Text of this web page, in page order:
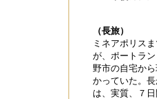
（長旅）
ミネアポリス
が、ポートラ
野市の自宅か
かっていた。
は、実質、７